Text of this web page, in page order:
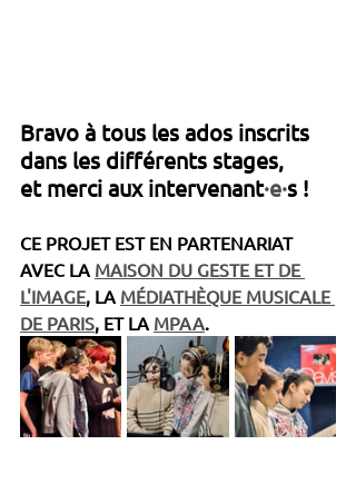
Bravo à tous les ados inscrits
dans les différents stages,
et merci aux intervenant·e·s !
CE PROJET EST EN PARTENARIAT
AVEC LA MAISON DU GESTE ET DE
L'IMAGE, LA MÉDIATHÈQUE MUSICALE
DE PARIS, ET LA MPAA.